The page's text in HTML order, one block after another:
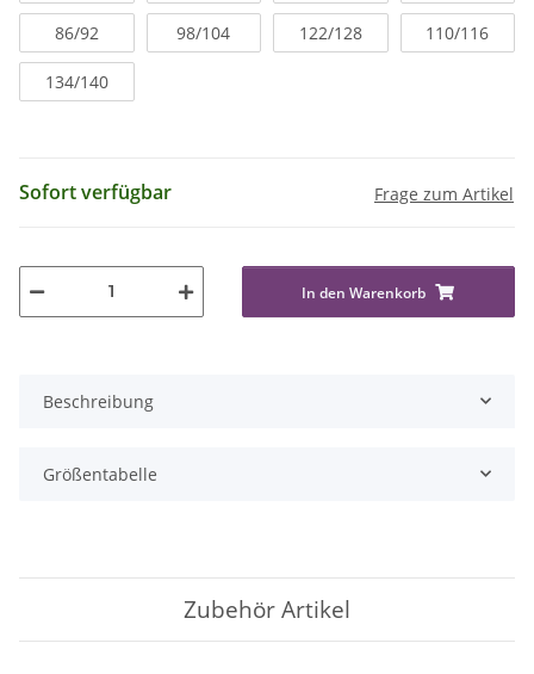
86/92 98/104 122/128 110/116
134/140
Sofort verfügbar Frage zum Artikel
In den Warenkorb
Beschreibung
Größentabelle
Zubehör Artikel